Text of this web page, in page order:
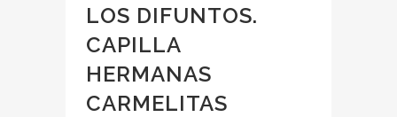
LOS DIFUNTOS.
CAPILLA
HERMANAS
CARMELITAS